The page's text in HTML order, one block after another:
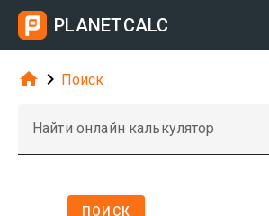
PLANETCALC
  Поиск
Найти онлайн калькулятор
ПОИСК